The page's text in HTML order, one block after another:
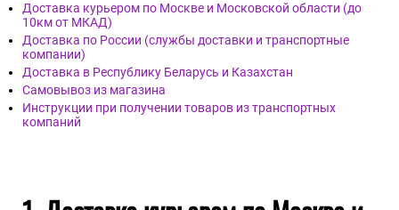
Доставка курьером по Москве и Московской области (до
10км от МКАД)
Доставка по России (службы доставки и транспортные
компании)
Доставка в Республику Беларусь и Казахстан
Самовывоз из магазина
Инструкции при получении товаров из транспортных
компаний